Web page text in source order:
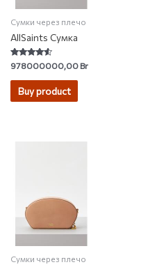
Сумки через плечо
AllSaints Сумка
Rated
4.33
out of 5
978000000,00Br
Buy product
Сумки через плечо